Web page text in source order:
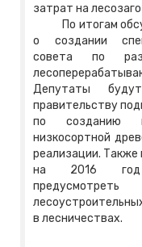
затрат на
По итогам
о создании
совета по
Депутаты
правительству
по созданию
низкосортной
реализации.
на 2016 год
предусмотреть
в лесничествах.